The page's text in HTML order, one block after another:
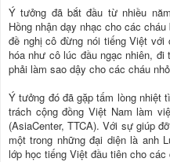
Ý tưởng đã bắt đầu từ nhiều
Hồng nhận dạy nhạc cho các
đề nghị cô đừng nói tiếng Việt
hóa như cô lúc đầu ngạc nhiên,
phải làm sao dậy cho các cháu
Ý tưởng đó đã gặp tấm lòng nhiệt
trách cộng đồng Việt Nam làm
(AsiaCenter, TTCA). Với sự giúp
một trong những đại diện là anh
lớp học tiếng Việt đầu tiên cho các